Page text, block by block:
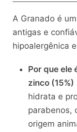
A Granado é
antigas e
hipoalergênica
Por que ele
zinco (15%)
hidrata e
parabenos,
origem